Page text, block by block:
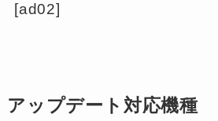
[ad02]
アップデート対応機種